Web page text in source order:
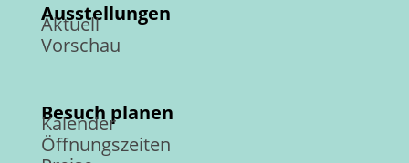
Ausstellungen
Aktuell
Vorschau
Besuch planen
Kalender
Öffnungszeiten